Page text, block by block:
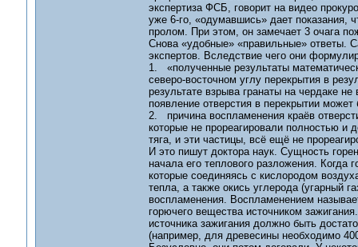
экспертиза ФСБ, говорит на видео
уже 6-го, «одумавшись» дает показания,
пролом. При этом, он замечает 3 очага
Снова «удобные» «правильные» ответы.
экспертов. Вследствие чего они
1. «полученные результаты
северо-восточном углу перекрытия в
результате взрыва гранаты на чердаке
появление отверстия в перекрытии
2. причина воспламенения краёв
которые не прореагировали полностью и
тяга, и эти частицы, всё ещё не
И это пишут доктора наук. Сущность
начала его теплового разложения. Когда
которые соединяясь с кислородом
тепла, а также окись углерода (угарный
воспламенения. Воспламенением
горючего вещества источником
источника зажигания должно быть
(например, для древесины необходимо